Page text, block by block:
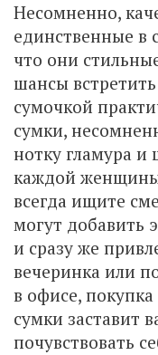
Несомненно,
единственные в
что они
шансы
сумочкой
сумки,
нотку гламура
каждой
всегда ищите
могут добавить
и сразу же
вечеринка или
в офисе,
сумки заставит
почувствовать